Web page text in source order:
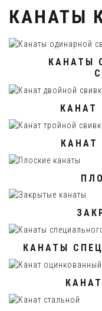
КАНАТЫ
КАНАТЫ
КАНАТ
КАНАТ
КАНАТЫ